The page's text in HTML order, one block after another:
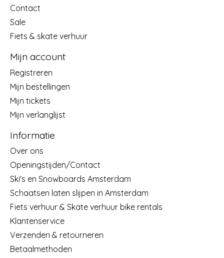
Contact
Sale
Fiets & skate verhuur
Mijn account
Registreren
Mijn bestellingen
Mijn tickets
Mijn verlanglijst
Informatie
Over ons
Openingstijden/Contact
Ski's en Snowboards Amsterdam
Schaatsen laten slijpen in Amsterdam
Fiets verhuur & Skate verhuur bike rentals
Klantenservice
Verzenden & retourneren
Betaalmethoden